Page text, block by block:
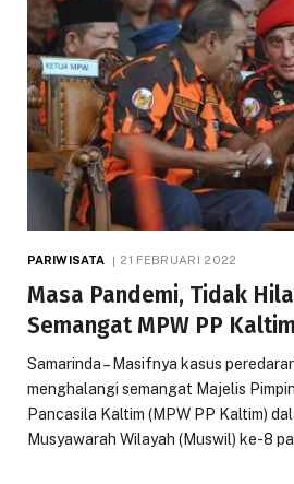
PARIWISATA 21 FEBRUARI 2022
Masa Pandemi, Tidak
Semangat MPW PP
Samarinda – Masifnya kasus
menghalangi semangat Majelis
Pancasila Kaltim (MPW PP Kaltim)
Musyawarah Wilayah (Muswil) ke-8